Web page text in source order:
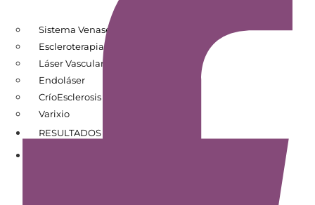
Sistema Venaseal
Escleroterapia
Láser Vascular
Endoláser
CríoEsclerosis
Varixio
RESULTADOS DE PACIENTES